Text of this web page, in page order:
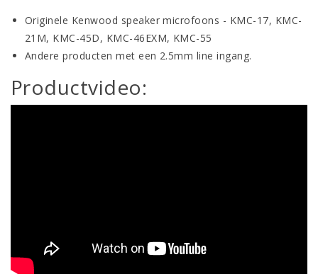
Originele Kenwood speaker microfoons - KMC-17, KMC-
21M, KMC-45D, KMC-46EXM, KMC-55
Andere producten met een 2.5mm line ingang.
Productvideo: